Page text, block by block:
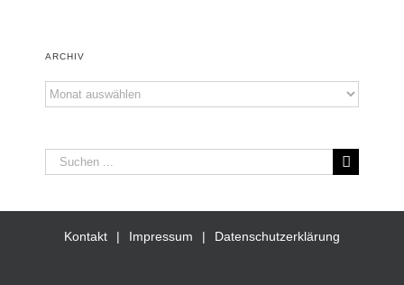
ARCHIV
Archiv
Suche
Kontakt Impressum Datenschutzerklärung